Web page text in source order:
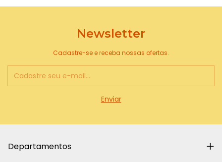
Newsletter
Cadastre-se e receba nossas ofertas.
Departamentos